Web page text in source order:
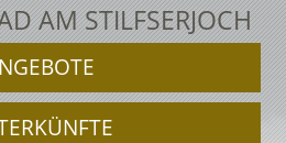
AM STILFSERJOCH